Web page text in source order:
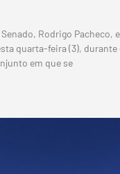
Rodrigo Pacheco,
quarta-feira (3),
em que se